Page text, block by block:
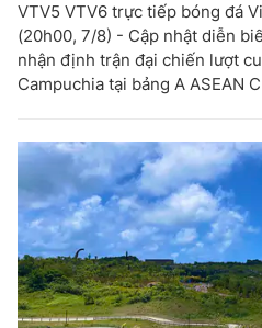
VTV5 VTV6 trực tiếp bóng đá
(20h00, 7/8) - Cập nhật diễn
nhận định trận đại chiến lượt
Campuchia tại bảng A ASEAN